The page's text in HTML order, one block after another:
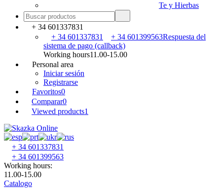
Te y Hierbas
+ 34 601337831
+ 34 601337831
+ 34 601399563Respuesta del
sistema de pago (callback)
Working hours11.00-15.00
Personal area
Iniciar sesión
Registrarse
Favoritos0
Comparar0
Viewed products1
+ 34 601337831
+ 34 601399563
Working hours:
11.00-15.00
Catalogo